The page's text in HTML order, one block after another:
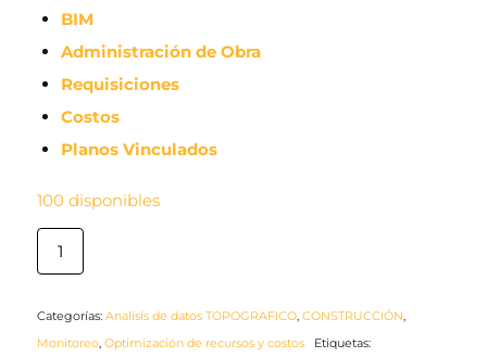
BIM
Administración de Obra
Requisiciones
Costos
Planos Vinculados
100 disponibles
Categorías: Analisis de datos TOPOGRAFICO, CONSTRUCCIÓN
Monitoreo, Optimización de recursos y costos
Etiquetas: